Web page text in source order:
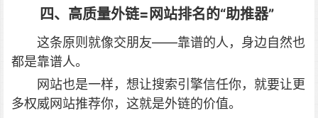
四、高质量外链=网站排名的“助推器”
这条原则就像交朋友——靠谱的人，身边自然也
都是靠谱人。
网站也是一样，想让搜索引擎信任你，就要让更
多权威网站推荐你，这就是外链的价值。